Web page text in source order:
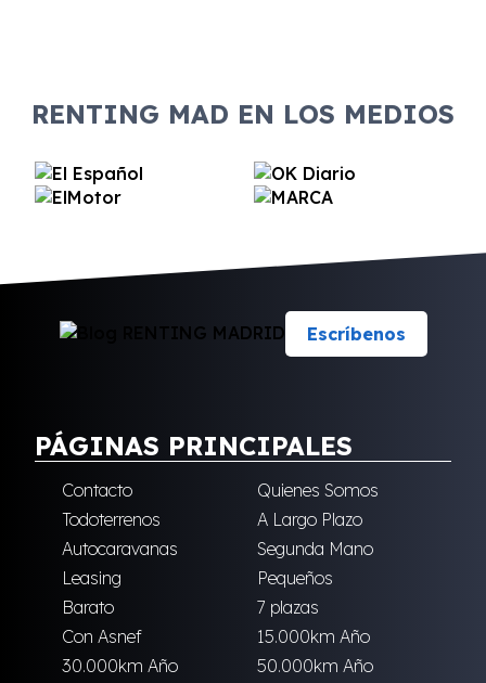
RENTING MAD EN LOS MEDIOS
Escríbenos
PÁGINAS PRINCIPALES
Contacto
Quienes Somos
Todoterrenos
A Largo Plazo
Autocaravanas
Segunda Mano
Leasing
Pequeños
Barato
7 plazas
Con Asnef
15.000km Año
30.000km Año
50.000km Año